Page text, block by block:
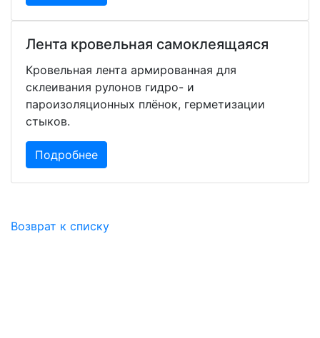
Лента кровельная самоклеящаяся
Кровельная лента армированная для
склеивания рулонов гидро- и
пароизоляционных плёнок, герметизации
стыков.
Подробнее
Возврат к списку